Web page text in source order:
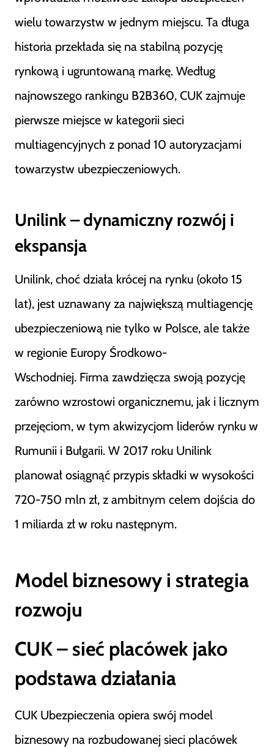
wielu towarzystw w jednym miejscu. Ta długa
historia przekłada się na stabilną pozycję
rynkową i ugruntowaną markę. Według
najnowszego rankingu B2B360, CUK zajmuje
pierwsze miejsce w kategorii sieci
multiagencyjnych z ponad 10 autoryzacjami
towarzystw ubezpieczeniowych.
Unilink – dynamiczny rozwój i
ekspansja
Unilink, choć działa krócej na rynku (około 15
lat), jest uznawany za największą multiagencję
ubezpieczeniową nie tylko w Polsce, ale także
w regionie Europy Środkowo-
Wschodniej. Firma zawdzięcza swoją pozycję
zarówno wzrostowi organicznemu, jak i licznym
przejęciom, w tym akwizycjom liderów rynku w
Rumunii i Bułgarii. W 2017 roku Unilink
planował osiągnąć przypis składki w wysokości
720-750 mln zł, z ambitnym celem dojścia do
1 miliarda zł w roku następnym.
Model biznesowy i strategia
rozwoju
CUK – sieć placówek jako
podstawa działania
CUK Ubezpieczenia opiera swój model
biznesowy na rozbudowanej sieci placówek